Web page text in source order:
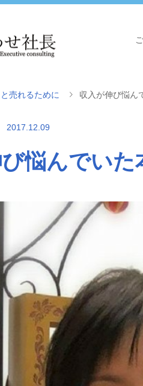
売れるために 収入が伸び悩ん
2017.12.09
悩んでいた